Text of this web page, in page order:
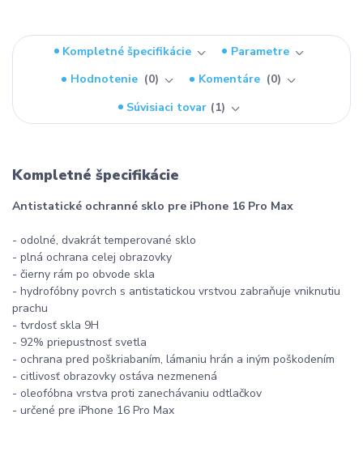
Kompletné špecifikácie
Parametre
Hodnotenie
0 Komentáre
0
Súvisiaci tovar
1
Kompletné špecifikácie
Antistatické ochranné sklo pre iPhone 16 Pro Max
- odolné, dvakrát temperované sklo
- plná ochrana celej obrazovky
- čierny rám po obvode skla
- hydrofóbny povrch s antistatickou vrstvou zabraňuje vniknutiu
prachu
- tvrdosť skla 9H
- 92% priepustnosť svetla
- ochrana pred poškriabaním, lámaniu hrán a iným poškodením
- citlivosť obrazovky ostáva nezmenená
- oleofóbna vrstva proti zanechávaniu odtlačkov
- určené pre iPhone 16 Pro Max